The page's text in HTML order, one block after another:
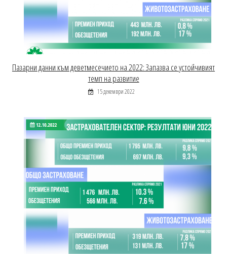
Пазарни данни към деветмесечието на 2022: Запазва се устойчивият
темп на развитие
15 декември 2022